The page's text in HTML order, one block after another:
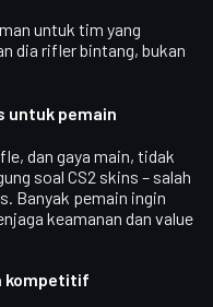
untuk tim yang
dia rifler bintang, bukan
untuk pemain
dan gaya main, tidak
soal CS2 skins – salah
Banyak pemain ingin
keamanan dan value
kompetitif